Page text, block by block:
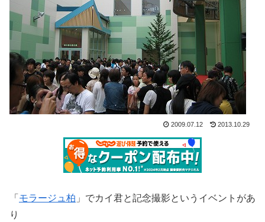
2009.07.12 2013.10.29
「 モラージュ柏 」でカイ君と記念撮影というイベントがあ
り